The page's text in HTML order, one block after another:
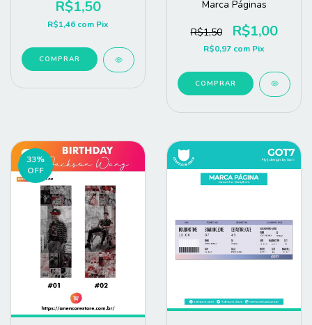
R$1,50
R$1,46 com Pix
COMPRAR
Marca Páginas
R$1,50 R$1,00
R$0,97 com Pix
COMPRAR
33%
OFF